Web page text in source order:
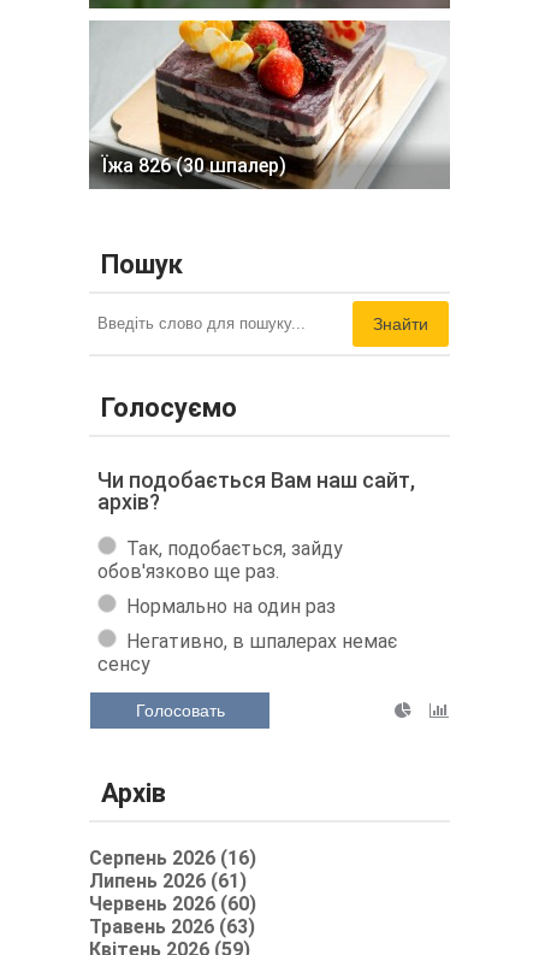
Їжа 826 (30 шпалер)
Пошук
Знайти
Голосуємо
Чи подобається Вам наш сайт,
архів?
Так, подобається, зайду
обов'язково ще раз.
Нормально на один раз
Негативно, в шпалерах немає
сенсу
Голосовать
Архів
Серпень 2026 (16)
Липень 2026 (61)
Червень 2026 (60)
Травень 2026 (63)
Квітень 2026 (59)